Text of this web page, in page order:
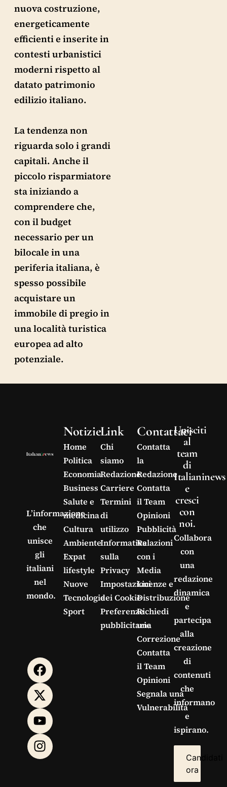
nuova costruzione,
energeticamente
efficienti e inserite in
contesti urbanistici
moderni rispetto al
datato patrimonio
edilizio italiano.
La tendenza non
riguarda solo i grandi
capitali. Anche il
piccolo risparmiatore
sta iniziando a
comprendere che,
con il budget
necessario per un
bilocale in una
periferia italiana, è
spesso possibile
acquistare un
immobile di pregio in
una località turistica
europea ad alto
potenziale.
L’informazione
che
unisce
gli
italiani
nel
mondo.
Notizie
Home
Politica
Economia
Business
Salute e
medicina
Cultura
Ambiente
Expat
lifestyle
Nuove
Tecnologie
Sport
Link
Chi
siamo
Redazione
Carriere
Termini
di
utilizzo
Informativa
sulla
Privacy
Impostazioni
dei Cookie
Preferenze
pubblicitarie
Contattaci
Contatta
la
Redazione
Contatta
il Team
Opinioni
Pubblicità
Relazioni
con i
Media
Licenze e
Distribuzione
Richiedi
una
Correzione
Contatta
il Team
Opinioni
Segnala una
Vulnerabilità
Unisciti
al
team
di
Italianinews
e
cresci
con
noi.
Collabora
con
una
redazione
dinamica
e
partecipa
alla
creazione
di
contenuti
che
informano
e
ispirano.
Candidati
ora